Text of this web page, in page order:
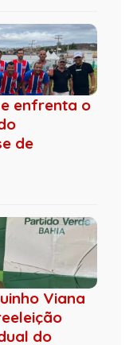
enfrenta o
de
Viana
do